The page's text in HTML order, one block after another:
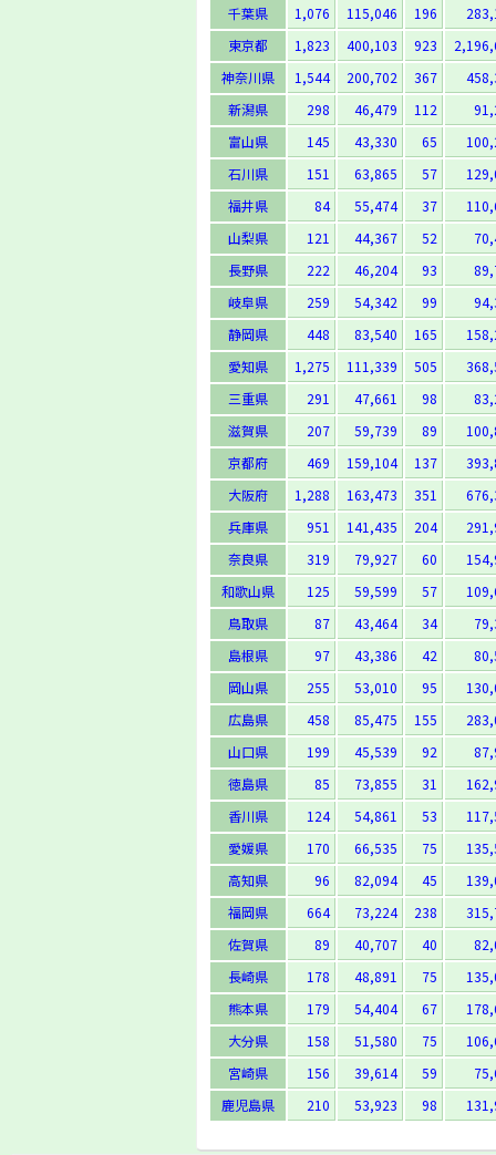
千葉県
1,076 115,046 196
東京都
1,823 400,103 923
神奈川県
1,544 200,702 367
新潟県
298 46,479 112
富山県
145 43,330 65
石川県
151 63,865 57
福井県
84 55,474 37
山梨県
121 44,367 52
長野県
222 46,204 93
岐阜県
259 54,342 99
静岡県
448 83,540 165
愛知県
1,275 111,339 505
三重県
291 47,661 98
滋賀県
207 59,739 89
京都府
469 159,104 137
大阪府
1,288 163,473 351
兵庫県
951 141,435 204
奈良県
319 79,927 60
和歌山県
125 59,599 57
鳥取県
87 43,464 34
島根県
97 43,386 42
岡山県
255 53,010 95
広島県
458 85,475 155
山口県
199 45,539 92
徳島県
85 73,855 31
香川県
124 54,861 53
愛媛県
170 66,535 75
高知県
96 82,094 45
福岡県
664 73,224 238
佐賀県
89 40,707 40
長崎県
178 48,891 75
熊本県
179 54,404 67
大分県
158 51,580 75
宮崎県
156 39,614 59
鹿児島県
210 53,923 98